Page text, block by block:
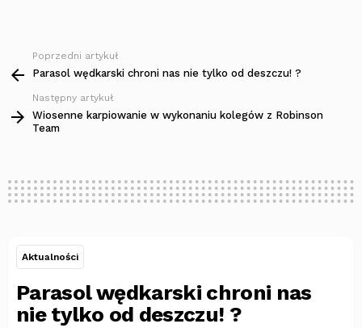
Zobacz
więcej
Poprzedni artykuł
Parasol wędkarski chroni nas nie tylko od deszczu! ?
Następny artykuł
Wiosenne karpiowanie w wykonaniu kolegów z Robinson
Team
Aktualności
Parasol wędkarski chroni nas
nie tylko od deszczu! ?